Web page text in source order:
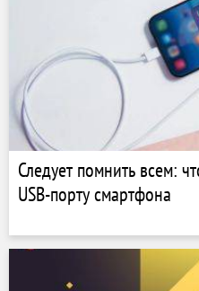
Следует помнить всем:
USB-порту смартфона